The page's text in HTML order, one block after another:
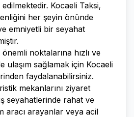
Kocaeli Taksi,
her şeyin önünde
emniyetli bir seyahat
noktalarına hızlı ve
ulaşım sağlamak için Kocaeli
faydalanabilirsiniz.
mekanlarını ziyaret
seyahatlerinde rahat ve
aracı arayanlar veya acil